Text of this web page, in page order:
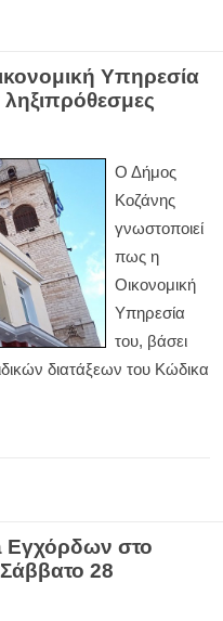
Υπηρεσία
Ο Δήμος
Κοζάνης
γνωστοποιεί
πως η
Οικονομική
Υπηρεσία
του, βάσει
διατάξεων του Κώδικα
Εγχόρδων στο
28